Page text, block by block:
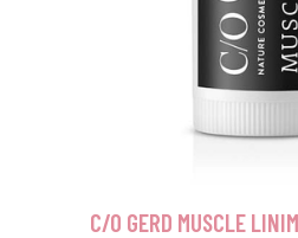
C/O GERD MUSCLE